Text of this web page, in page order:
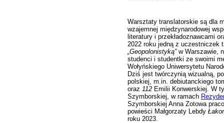
Warsztaty translatorskie są dla
wzajemnej międzynarodowej
literatury i przekładoznawcami
2022 roku jedną z uczestniczek
„Geopolonistyką” w Warszawie,
studenci i studentki ze swoimi
Wołyńskiego Uniwersytetu
Dziś jest twórczynią wizualną,
polskiej, m.in. debiutanckiego
oraz 112 Emilii Konwerskiej. W
Szymborskiej, w ramach
Szymborskiej Anna Zotowa
powieści Małgorzaty Lebdy
roku 2023.